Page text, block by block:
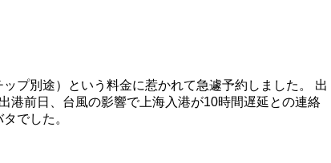
プ別途）という料金に惹かれて急遽予約しました。 出
前日、台風の影響で上海入港が10時間遅延との連絡
でした。